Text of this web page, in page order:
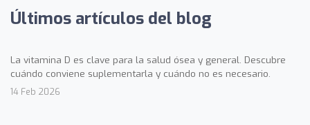
Últimos artículos del blog
La vitamina D es clave para la salud ósea y general. Descubre
cuándo conviene suplementarla y cuándo no es necesario.
14 Feb 2026